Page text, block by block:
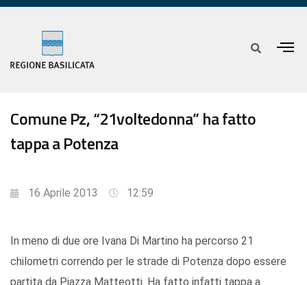
Comune Pz, “21voltedonna” ha fatto
tappa a Potenza
16 Aprile 2013 12:59
In meno di due ore Ivana Di Martino ha percorso 21
chilometri correndo per le strade di Potenza dopo essere
partita da Piazza Matteotti. Ha fatto infatti tappa a